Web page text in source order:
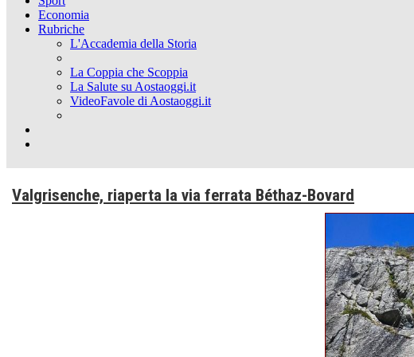
Economia
Rubriche
L'Accademia della Storia
La Coppia che Scoppia
La Salute su Aostaoggi.it
VideoFavole di Aostaoggi.it
Valgrisenche, riaperta la via ferrata Béthaz-Bovard